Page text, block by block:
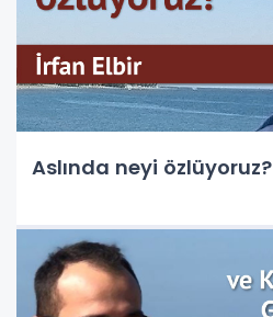
Aslında neyi özlüyoruz?